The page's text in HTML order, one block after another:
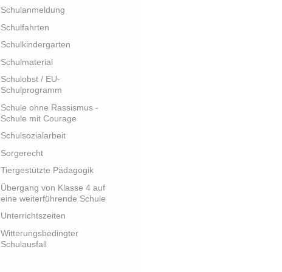
Schulanmeldung
Schulfahrten
Schulkindergarten
Schulmaterial
Schulobst / EU-
Schulprogramm
Schule ohne Rassismus -
Schule mit Courage
Schulsozialarbeit
Sorgerecht
Tiergestützte Pädagogik
Übergang von Klasse 4 auf
eine weiterführende Schule
Unterrichtszeiten
Witterungsbedingter
Schulausfall